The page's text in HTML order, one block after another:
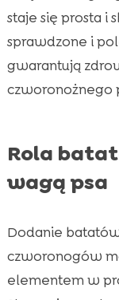
staje się prosta i
sprawdzone i
gwarantują
czworonożnego
Rola
wagą psa
Dodanie
czworonogów
elementem w